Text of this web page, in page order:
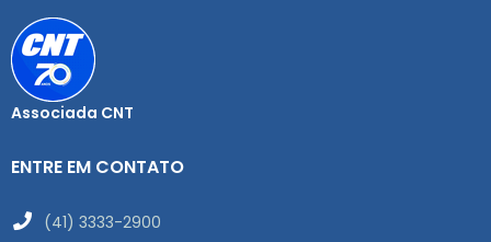
Associada CNT
ENTRE EM CONTATO
(41) 3333-2900